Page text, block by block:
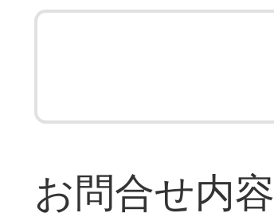
お問合せ内容